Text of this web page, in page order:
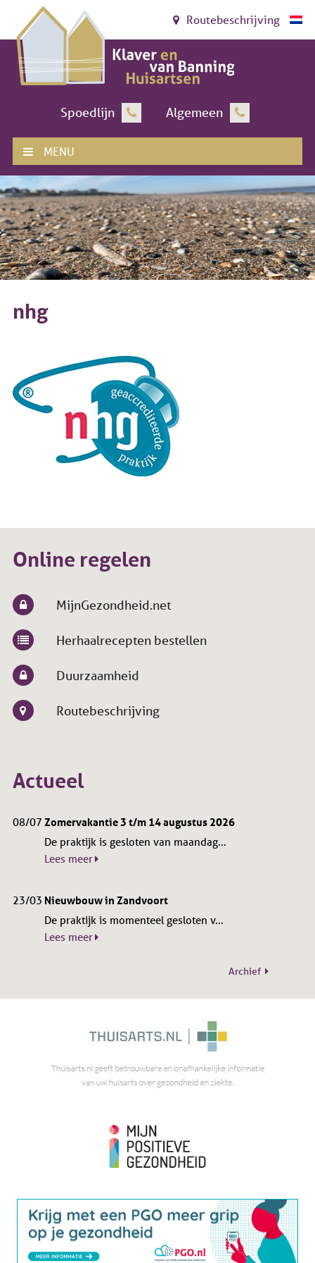
Routebeschrijving
Spoedlijn Algemeen
MENU
nhg
Online regelen
MijnGezondheid.net
Herhaalrecepten bestellen
Duurzaamheid
Routebeschrijving
Actueel
08/07 Zomervakantie 3 t/m 14 augustus 2026
De praktijk is gesloten van maandag...
Lees meer
23/03 Nieuwbouw in Zandvoort
De praktijk is momenteel gesloten v...
Lees meer
Archief